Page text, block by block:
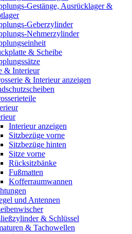
Gestänge, Ausrücklager &
Geberzylinder
Nehmerzylinder
& Scheibe
& Interieur
& Interieur anzeigen
Interieur anzeigen
Sitzbezüge vorne
Sitzbezüge hinten
Sitze vorne
Rücksitzbänke
Fußmatten
Kofferraumwannen
und Antennen
& Schlüssel
& Tachowellen